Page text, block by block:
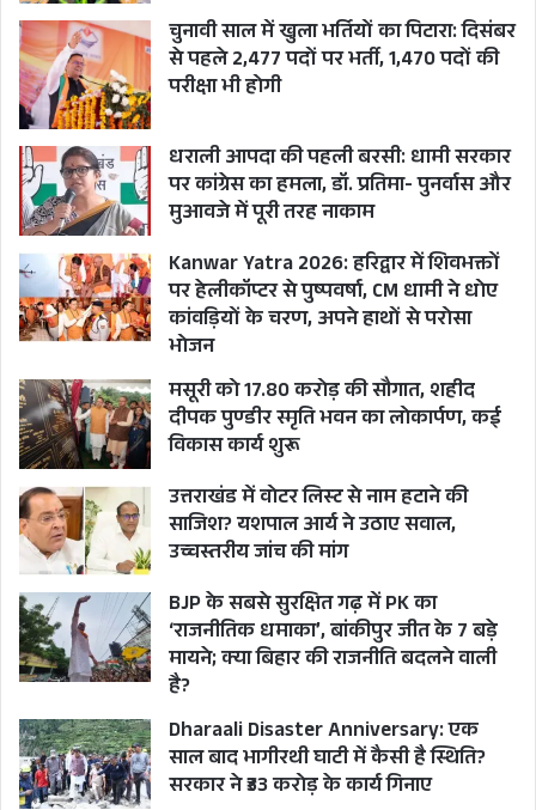
खिलाफ एक्शन भी लिया जा चुका है।
वहीं इस पूरे मामले पर मंदिर समिति तिरुमला तिरुपति
देवस्थानम की ओर से भी बयान जारी किया गया है।
तिरुमला तिरुपति देवस्थानम मंदिर के एक्जीक्यूटिव
ऑफिसर श्यामला राव ने भी स्वीकार किया है कि मंदिर की
पवित्रता भंग हुई है। पिछली सरकार ने मिलावट की जांच के
लिए कोई कदम नहीं उठाए थे। राव ने आगे कहा कि, जब
मैंने टीटीडी की कार्यकारी अधिकारी का पदभार संभाला था,
तो मुख्यमंत्री चंद्रबाबू नायडू ने खरीदे गए घी और लड्डू की
राव ने कहा कि, वह चाहते थे कि मैं यह सुनिश्चित करने के
लिए कड़े कदम उठाऊं। हमने इस पर मामले पर काम
करना शुरू किया है। तब हमने पाया कि हमारे पास घी में
मिलावट की जांच करने के लिए कोई आंतरिक प्रयोगशाला
नहीं है। बाहरी प्रयोगशालाओं में भी घी की गुणवत्ता की
जांच करने की कोई व्यवस्था नहीं है। इसके अलावा भगवान
को चढ़ने प्रयोग किए जा रहे शुद्ध घी कीमत 320 रुपये
रखी गई थी। जो संदेह पैदा कर रही थीं। शुद्ध घी की कीमत
कम से कम 500 रुपये प्रति किलो होने चाहिए थी।
हर महीने लड्डुओं के लिए खरीदा जाता है 42 हजार किलो घी
बता दें कि तिरुपति बालाजी के प्रसाद में मिलने वाले लड्डू
चुनावी साल में खुला भर्तियों का पिटारा: दिसंबर
से पहले 2,477 पदों पर भर्ती, 1,470 पदों की
परीक्षा भी होगी
धराली आपदा की पहली बरसी: धामी सरकार
पर कांग्रेस का हमला, डॉ. प्रतिमा- पुनर्वास और
मुआवजे में पूरी तरह नाकाम
Kanwar Yatra 2026: हरिद्वार में शिवभक्तों
पर हेलीकॉप्टर से पुष्पवर्षा, CM धामी ने धोए
कांवड़ियों के चरण, अपने हाथों से परोसा
भोजन
मसूरी को 17.80 करोड़ की सौगात, शहीद
दीपक पुण्डीर स्मृति भवन का लोकार्पण, कई
विकास कार्य शुरू
उत्तराखंड में वोटर लिस्ट से नाम हटाने की
साजिश? यशपाल आर्य ने उठाए सवाल,
उच्चस्तरीय जांच की मांग
BJP के सबसे सुरक्षित गढ़ में PK का
‘राजनीतिक धमाका’, बांकीपुर जीत के 7 बड़े
मायने; क्या बिहार की राजनीति बदलने वाली
है?
Dharaali Disaster Anniversary: एक
साल बाद भागीरथी घाटी में कैसी है स्थिति?
सरकार ने ₹33 करोड़ के कार्य गिनाए